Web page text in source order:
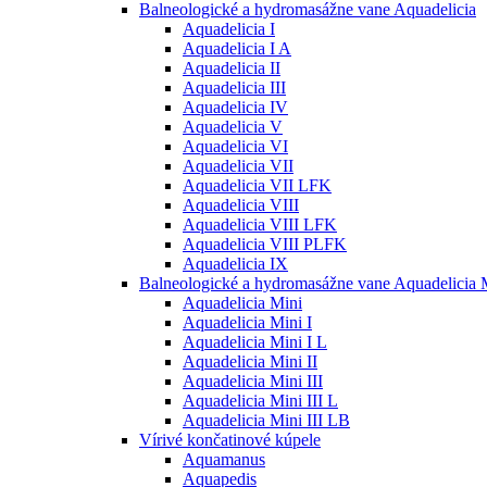
Balneologické a hydromasážne vane Aquadelicia
Aquadelicia I
Aquadelicia I A
Aquadelicia II
Aquadelicia III
Aquadelicia IV
Aquadelicia V
Aquadelicia VI
Aquadelicia VII
Aquadelicia VII LFK
Aquadelicia VIII
Aquadelicia VIII LFK
Aquadelicia VIII PLFK
Aquadelicia IX
Balneologické a hydromasážne vane Aquadelicia
Aquadelicia Mini
Aquadelicia Mini I
Aquadelicia Mini I L
Aquadelicia Mini II
Aquadelicia Mini III
Aquadelicia Mini III L
Aquadelicia Mini III LB
Vírivé končatinové kúpele
Aquamanus
Aquapedis